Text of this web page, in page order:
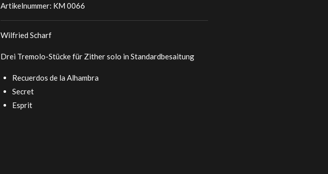
Artikelnummer: KM 0066
Wilfried Scharf
Drei Tremolo-Stücke für Zither solo in Standardbesaitung
Recuerdos de la Alhambra
Secret
Esprit